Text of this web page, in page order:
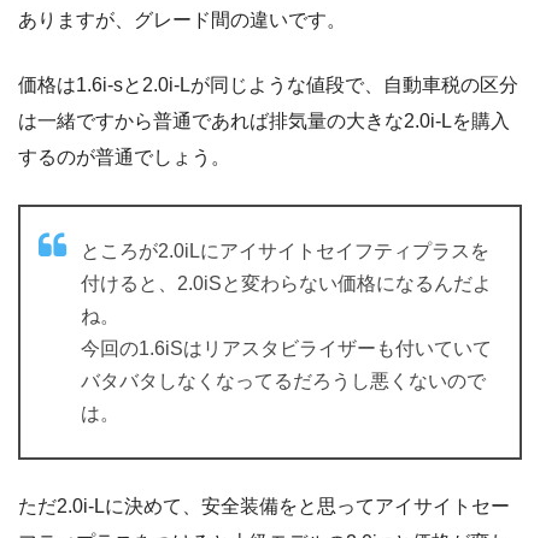
ありますが、グレード間の違いです。
価格は1.6i-sと2.0i-Lが同じような値段で、自動車税の区分
は一緒ですから普通であれば排気量の大きな2.0i-Lを購入
するのが普通でしょう。
ところが2.0iLにアイサイトセイフティプラスを
付けると、2.0iSと変わらない価格になるんだよ
ね。
今回の1.6iSはリアスタビライザーも付いていて
バタバタしなくなってるだろうし悪くないので
は。
ただ2.0i-Lに決めて、安全装備をと思ってアイサイトセー